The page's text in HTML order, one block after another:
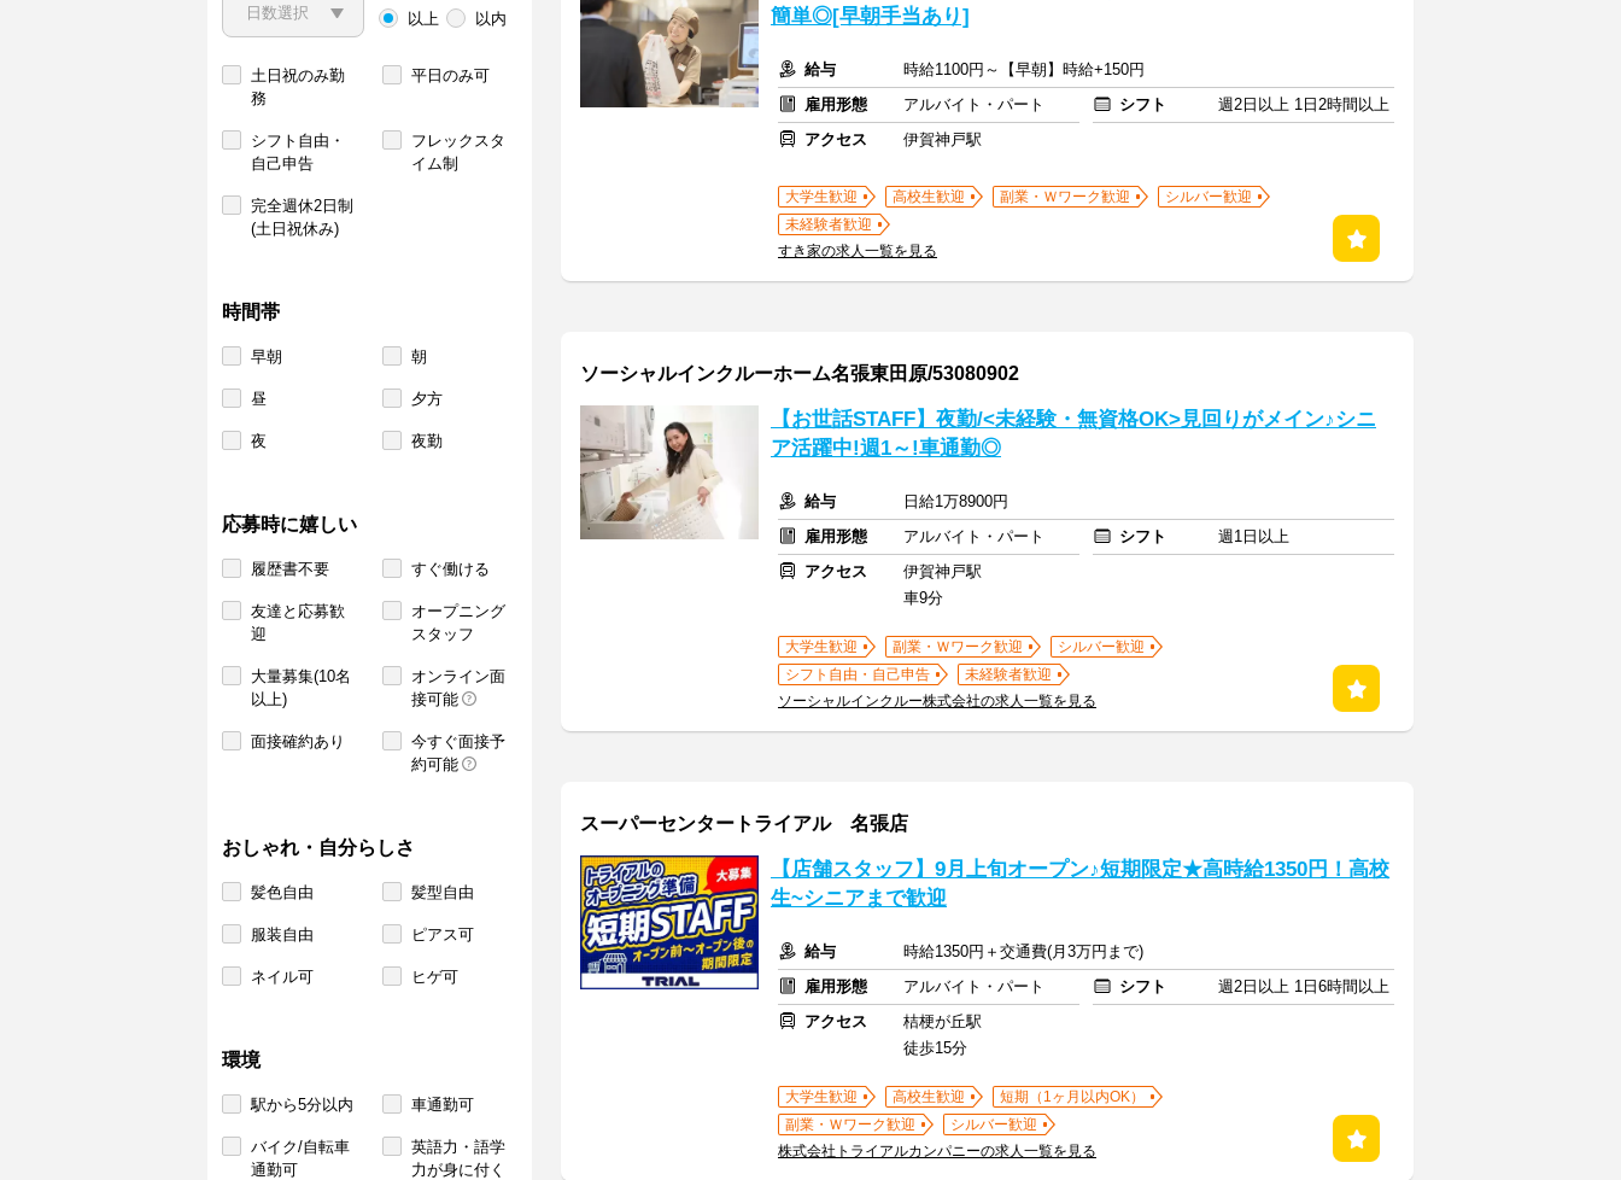
以上 以内
土日祝のみ勤
務
平日のみ可
シフト自由・
自己申告
フレックスタ
イム制
完全週休2日制
(土日祝休み)
時間帯
早朝 朝
昼 夕方
夜 夜勤
応募時に嬉しい
履歴書不要 すぐ働ける
友達と応募歓
迎
オープニング
スタッフ
大量募集(10名
以上)
オンライン面
接可能
面接確約あり
今すぐ面接予
約可能
おしゃれ・自分らしさ
髪色自由 髪型自由
服装自由 ピアス可
ネイル可 ヒゲ可
環境
駅から5分以内 車通勤可
バイク/自転車
通勤可
英語力・語学
力が身に付く
簡単◎[早朝手当あり]
給与
時給1100円～【早朝】時給+150円
雇用形態
アルバイト・パート シフト
週2日以上 1日2時間以上
アクセス
伊賀神戸駅
大学生歓迎 高校生歓迎 副業・Ｗワーク歓迎
シルバー歓迎
未経験者歓迎
すき家の求人一覧を見る
ソーシャルインクルーホーム名張東田原/53080902
【お世話STAFF】夜勤/<未経験・無資格OK>見回りがメイン♪シニ
ア活躍中!週1～!車通勤◎
給与
日給1万8900円
雇用形態
アルバイト・パート シフト
週1日以上
アクセス
伊賀神戸駅
車9分
大学生歓迎 副業・Ｗワーク歓迎
シルバー歓迎
シフト自由・自己申告
未経験者歓迎
ソーシャルインクルー株式会社の求人一覧を見る
スーパーセンタートライアル 名張店
【店舗スタッフ】9月上旬オープン♪短期限定★高時給1350円！高校
生~シニアまで歓迎
給与
時給1350円＋交通費(月3万円まで)
雇用形態
アルバイト・パート シフト
週2日以上 1日6時間以上
アクセス
桔梗が丘駅
徒歩15分
大学生歓迎 高校生歓迎
短期（1ヶ月以内OK）
副業・Ｗワーク歓迎
シルバー歓迎
株式会社トライアルカンパニーの求人一覧を見る